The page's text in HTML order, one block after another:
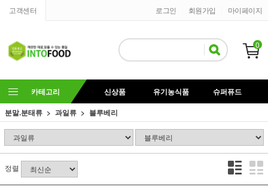
고객센터 마이페이지
회원가입
로그인
0
카테고리 신상품 유기농식품
슈퍼퓨드
분말.분태류
과일류 블루베리
정렬